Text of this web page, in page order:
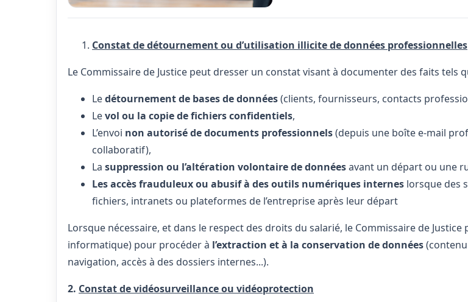
Constat de détournement ou d’utilisation illicite de données professionnelles
Le Commissaire de Justice peut dresser un constat visant à documenter des faits tels
Ledétournement de bases de données(clients, fournisseurs, contacts
Levol ou la copie de fichiers confidentiels,
L’envoi non autorisé de documents professionnels(depuis une boîte e-mail
collaboratif),
La suppression ou l’altération volontaire de donnéesavant un départ ou une
Les accès frauduleux ou abusif à des outils numériques internes lorsque des
fichiers, intranets ou plateformes de l’entreprise après leur départ
Lorsque nécessaire, et dans le respect des droits du salarié, le Commissaire de
informatique) pour procéder à l’extraction et à la conservation de données
navigation, accès à des dossiers internes...).
2. Constat de vidéosurveillance ou vidéoprotection